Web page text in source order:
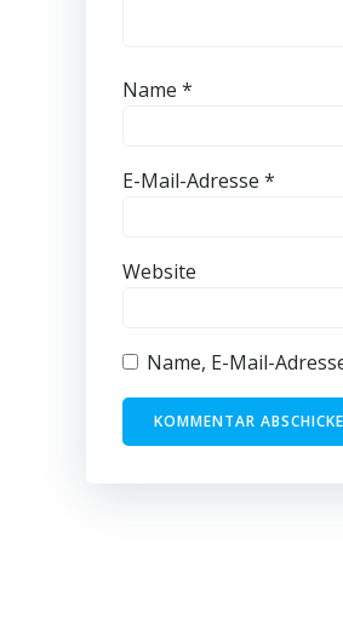
Name *
E-Mail-Adresse *
Website
Name, E-Mail-